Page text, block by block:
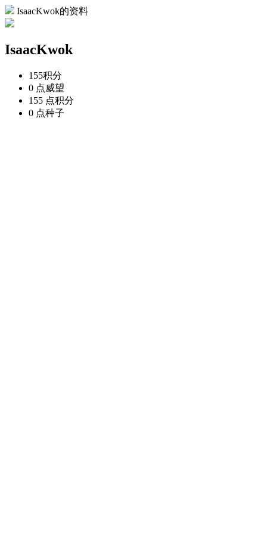
IsaacKwok的资料
IsaacKwok
155积分
0 点威望
155 点积分
0 点种子